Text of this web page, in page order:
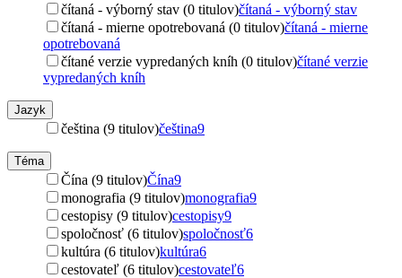
čítaná - výborný stav (0 titulov)čítaná - výborný stav
čítaná - mierne opotrebovaná (0 titulov)čítaná - mierne
opotrebovaná
čítané verzie vypredaných kníh (0 titulov)čítané verzie
vypredaných kníh
Jazyk
čeština (9 titulov)čeština9
Téma
Čína (9 titulov)Čína9
monografia (9 titulov)monografia9
cestopisy (9 titulov)cestopisy9
spoločnosť (6 titulov)spoločnosť6
kultúra (6 titulov)kultúra6
cestovateľ (6 titulov)cestovateľ6